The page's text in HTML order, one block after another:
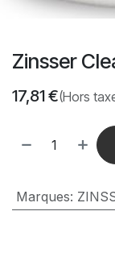
Zinsser
17,81€(Hors
Marques: